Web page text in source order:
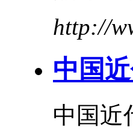
http://
中国
中国